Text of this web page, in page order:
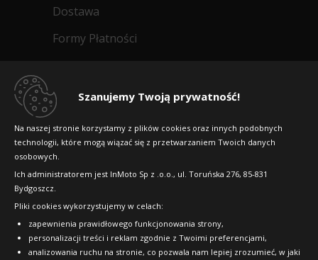
Szanujemy Twoją prywatność!
Na naszej stronie korzystamy z plików cookies oraz innych podobnych
technologii, które mogą wiązać się z przetwarzaniem Twoich danych
osobowych.
Ich administratorem jest InMoto Sp z .o.o., ul. Toruńska 276, 85-831
Bydgoszcz.
Pliki cookies wykorzystujemy w celach:
zapewnienia prawidłowego funkcjonowania strony,
personalizacji treści i reklam zgodnie z Twoimi preferencjami,
analizowania ruchu na stronie, co pozwala nam lepiej zrozumieć, w jaki
Dostawa
Formy Płatności
Dlaczego warto kupić w 24opony.pl
Raty
FAQ
OFICJALNY PARTNER